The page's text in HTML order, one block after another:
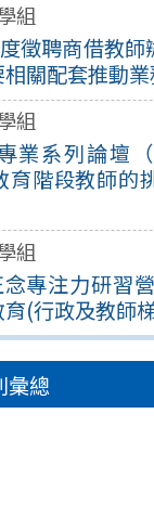
組
徵聘商借教師
關配套推動
組
業系列論壇
育階段教師的
組
專注力研習
(行政及教師梯
彙總